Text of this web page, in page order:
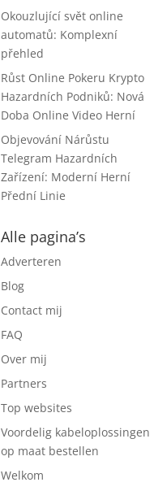
Okouzlující svět online
automatů: Komplexní
přehled
Růst Online Pokeru Krypto
Hazardních Podniků: Nová
Doba Online Video Herní
Objevování Nárůstu
Telegram Hazardních
Zařízení: Moderní Herní
Přední Linie
Alle pagina’s
Adverteren
Blog
Contact mij
FAQ
Over mij
Partners
Top websites
Voordelig kabeloplossingen
op maat bestellen
Welkom